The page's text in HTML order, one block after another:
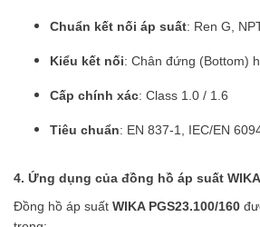
Chuẩn kết nối áp suất: Ren G,
Kiểu kết nối: Chân đứng (Bottom)
Cấp chính xác: Class 1.0 / 1.6
Tiêu chuẩn: EN 837-1, IEC/EN
4. Ứng dụng của đồng hồ áp suất WIKA
Đồng hồ áp suất WIKA PGS23.100/160